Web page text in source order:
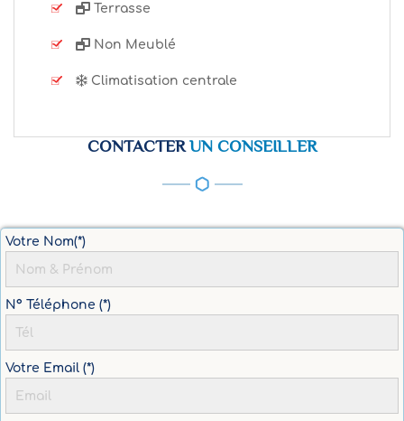
Terrasse
Non Meublé
Climatisation centrale
CONTACTERUN CONSEILLER
Votre Nom(*)
N° Téléphone (*)
Votre Email (*)